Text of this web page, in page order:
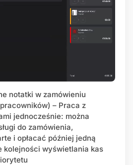
notatki w zamówieniu
– Praca z
jednocześnie: można
do zamówienia,
i opłacać później jedną
kolejności wyświetlania kas